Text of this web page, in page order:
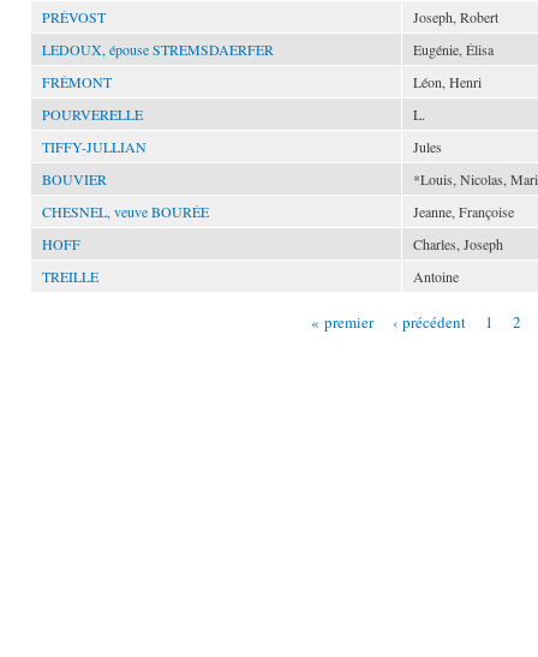
PRÉVOST
Joseph, Robert
LEDOUX, épouse STREMSDAERFER
Eugénie, Élisa
FRÉMONT
Léon, Henri
POURVERELLE
L.
TIFFY-JULLIAN
Jules
BOUVIER
*Louis, Nicolas,
CHESNEL, veuve BOURÉE
Jeanne, Françoise
HOFF
Charles, Joseph
TREILLE
Antoine
« premier ‹ précédent 1 2